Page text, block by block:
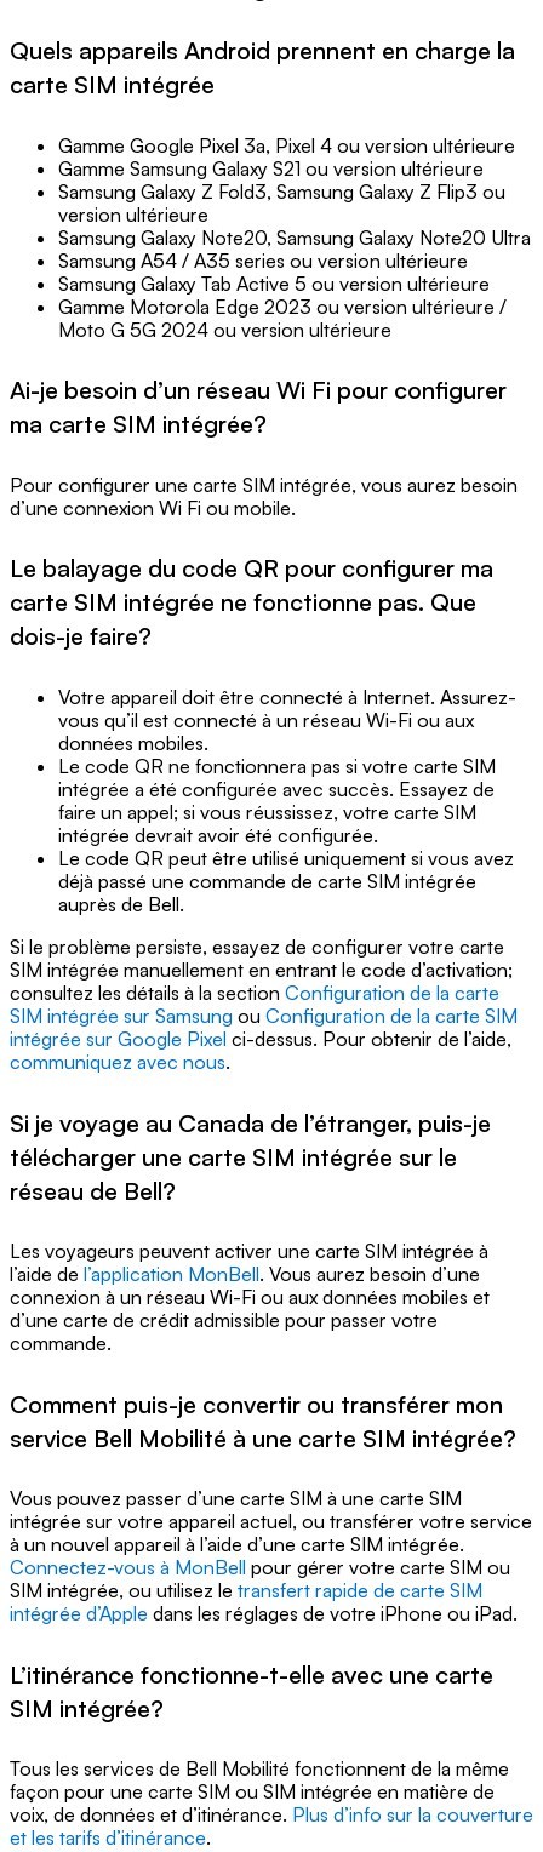
Quels appareils Android prennent en charge la
carte SIM intégrée
Gamme Google Pixel 3a, Pixel 4 ou version ultérieure
Gamme Samsung Galaxy S21 ou version ultérieure
Samsung Galaxy Z Fold3, Samsung Galaxy Z Flip3 ou
version ultérieure
Samsung Galaxy Note20, Samsung Galaxy Note20 Ultra
Samsung A54 / A35 series ou version ultérieure
Samsung Galaxy Tab Active 5 ou version ultérieure
Gamme Motorola Edge 2023 ou version ultérieure /
Moto G 5G 2024 ou version ultérieure
Ai-je besoin d’un réseau Wi Fi pour configurer
ma carte SIM intégrée?
Pour configurer une carte SIM intégrée, vous aurez besoin
d’une connexion Wi Fi ou mobile.
Le balayage du code QR pour configurer ma
carte SIM intégrée ne fonctionne pas. Que
dois-je faire?
Votre appareil doit être connecté à Internet. Assurez-
vous qu’il est connecté à un réseau Wi-Fi ou aux
données mobiles.
Le code QR ne fonctionnera pas si votre carte SIM
intégrée a été configurée avec succès. Essayez de
faire un appel; si vous réussissez, votre carte SIM
intégrée devrait avoir été configurée.
Le code QR peut être utilisé uniquement si vous avez
déjà passé une commande de carte SIM intégrée
auprès de Bell.
Si le problème persiste, essayez de configurer votre carte
SIM intégrée manuellement en entrant le code d’activation;
consultez les détails à la section Configuration de la carte
SIM intégrée sur Samsung ou Configuration de la carte SIM
intégrée sur Google Pixel ci-dessus. Pour obtenir de l’aide,
communiquez avec nous.
Si je voyage au Canada de l’étranger, puis-je
télécharger une carte SIM intégrée sur le
réseau de Bell?
Les voyageurs peuvent activer une carte SIM intégrée à
l’aide de l’application MonBell. Vous aurez besoin d’une
connexion à un réseau Wi-Fi ou aux données mobiles et
d’une carte de crédit admissible pour passer votre
commande.
Comment puis-je convertir ou transférer mon
service Bell Mobilité à une carte SIM intégrée?
Vous pouvez passer d’une carte SIM à une carte SIM
intégrée sur votre appareil actuel, ou transférer votre service
à un nouvel appareil à l’aide d’une carte SIM intégrée.
Connectez-vous à MonBell pour gérer votre carte SIM ou
SIM intégrée, ou utilisez le transfert rapide de carte SIM
intégrée d’Apple dans les réglages de votre iPhone ou iPad.
L’itinérance fonctionne-t-elle avec une carte
SIM intégrée?
Tous les services de Bell Mobilité fonctionnent de la même
façon pour une carte SIM ou SIM intégrée en matière de
voix, de données et d’itinérance. Plus d’info sur la couverture
et les tarifs d’itinérance.